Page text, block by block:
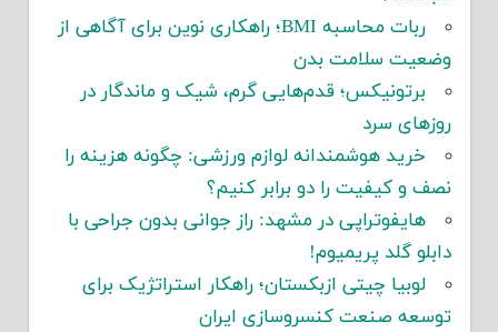
ربات محاسبه BMI؛ راهکاری نوین برای آگاهی از
وضعیت سلامت بدن
برتونیکس؛ قدم‌هایی گرم، شیک و ماندگار در
روزهای سرد
خرید هوشمندانه لوازم ورزشی: چگونه هزینه را
نصف و کیفیت را دو برابر کنیم؟
هایفوتراپی در مشهد: راز جوانی بدون جراحی با
دابلو گلد پریمیوم!
لوبیا چیتی ازبکستان؛ راهکار استراتژیک برای
توسعه صنعت کنسروسازی ایران